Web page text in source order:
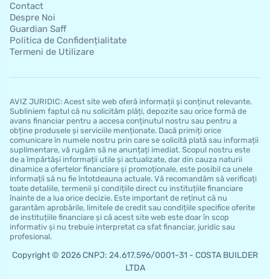
Contact
Despre Noi
Guardian Saff
Politica de Confidențialitate
Termeni de Utilizare
AVIZ JURIDIC: Acest site web oferă informații și conținut relevante.
Subliniem faptul că nu solicităm plăți, depozite sau orice formă de
avans financiar pentru a accesa conținutul nostru sau pentru a
obține produsele și serviciile menționate. Dacă primiți orice
comunicare în numele nostru prin care se solicită plată sau informații
suplimentare, vă rugăm să ne anunțați imediat. Scopul nostru este
de a împărtăși informații utile și actualizate, dar din cauza naturii
dinamice a ofertelor financiare și promoționale, este posibil ca unele
informații să nu fie întotdeauna actuale. Vă recomandăm să verificați
toate detaliile, termenii și condițiile direct cu instituțiile financiare
înainte de a lua orice decizie. Este important de reținut că nu
garantăm aprobările, limitele de credit sau condițiile specifice oferite
de instituțiile financiare și că acest site web este doar în scop
informativ și nu trebuie interpretat ca sfat financiar, juridic sau
profesional.
Copyright © 2026 CNPJ: 24.617.596/0001-31 - COSTA BUILDER
LTDA